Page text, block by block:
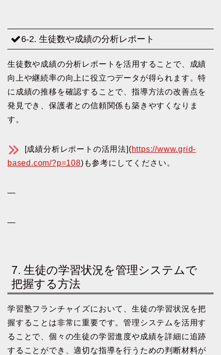
6-2. 生徒数や成績の分析レポート
生徒数や成績の分析レポートを活用することで、成績
向上や継続率の向上に役立つデータが得られます。特
に成績の推移を確認することで、指導方法の改善点を
発見でき、保護者との信頼関係も築きやすくなりま
す。
[成績分析レポートの活用法](https://www.grid-
based.com/?p=108)も参考にしてください。
—
—
7. 生徒の学習状況を管理システムで
把握する方法
学習塾フランチャイズにおいて、生徒の学習状況を把
握することは非常に重要です。管理システムを活用す
ることで、個々の生徒の学習進度や成績を詳細に追跡
することができ、適切な指導を行うための判断材料が